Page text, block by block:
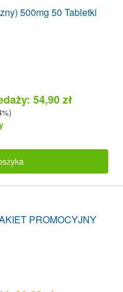
54,90 zł
PROMOCYJNY